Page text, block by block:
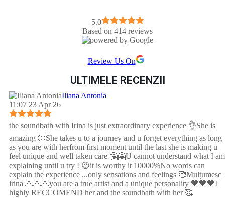
5.0
Based on 414 reviews
Review Us On
ULTIMELE RECENZII
Iliana Antonia
11:07 23 Apr 26
the soundbath with Irina is just extraordinary experience 👌She is
amazing 👏She takes u to a journey and u forget everything as long
as you are with herfrom first moment until the last she is making u
feel unique and well taken care 🤗🤗U cannot understand what I am
explaining until u try ! 😉it is worthy it 10000%No words can
explain the experience ...only sensations and feelings 🥰Mulțumesc
irina 🙏🙏🙏you are a true artist and a unique personality 💙💙💙I
highly RECCOMEND her and the soundbath with her 🥰